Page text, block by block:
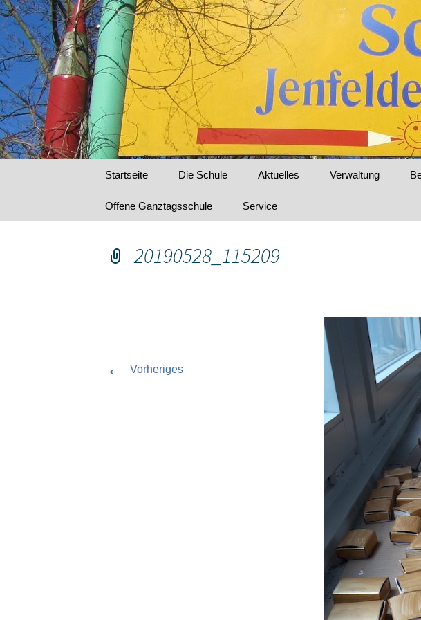
Zum
Inhalt
springen
Grundschule
Startseite Die Schule Aktuelles Verwaltung
Offene Ganztagsschule Service
20190528_115209
← Vorheriges